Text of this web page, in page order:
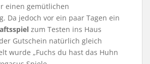
einen gemütlichen
Da jedoch vor ein paar Tagen ein
zum Testen ins Haus
Gutschein natürlich gleich
wurde „Fuchs du hast das Huhn